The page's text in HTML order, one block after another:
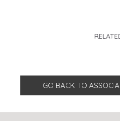
GO BACK TO